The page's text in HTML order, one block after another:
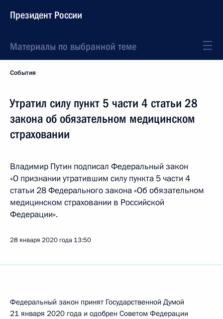
Президент России
Материалы по выбранной теме
События
Утратил силу пункт 5 части 4 статьи 28
закона об обязательном медицинском
страховании
Владимир Путин подписал Федеральный закон
«О признании утратившим силу пункта 5 части 4
статьи 28 Федерального закона «Об обязательном
медицинском страховании в Российской
Федерации».
28 января 2020 года 13:50
Федеральный закон принят Государственной Думой
21 января 2020 года и одобрен Советом Федерации